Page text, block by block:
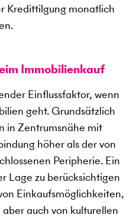
Kredittilgung monatlich
Immobilienkauf
Einflussfaktor, wenn
geht. Grundsätzlich
in Zentrumsnähe mit
höher als der von
Peripherie. Ein
Lage zu berücksichtigen
Einkaufsmöglichkeiten,
auch von kulturellen